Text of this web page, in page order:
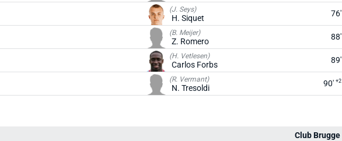
(J. Seys)
H. Siquet 76'
(B. Meijer)
Z. Romero 88'
(H. Vetlesen)
Carlos Forbs 89'
(R. Vermant)
N. Tresoldi 90' +2
Club Brugge